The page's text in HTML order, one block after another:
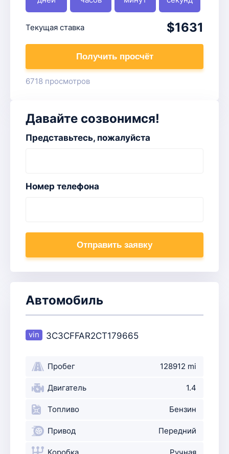
Текущая ставка $1631
Получить просчёт
6718 просмотров
Давайте созвонимся!
Представьтесь, пожалуйста
Номер телефона
Отправить заявку
Автомобиль
3C3CFFAR2CT179665
Пробег 128912 mi
Двигатель 1.4
Топливо Бензин
Привод Передний